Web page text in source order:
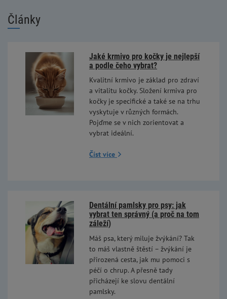
Články
Jaké krmivo pro kočky je nejlepší
a podle čeho vybrat?
Kvalitní krmivo je základ pro zdraví
a vitalitu kočky. Složení krmiva pro
kočky je specifické a také se na trhu
vyskytuje v různých formách.
Pojďme se v nich zorientovat a
vybrat ideální.
Číst více
Dentální pamlsky pro psy: jak
vybrat ten správný (a proč na tom
záleží)
Máš psa, který miluje žvýkání? Tak
to máš vlastně štěstí – žvýkání je
přirozená cesta, jak mu pomoci s
péčí o chrup. A přesně tady
přicházejí ke slovu dentální
pamlsky.